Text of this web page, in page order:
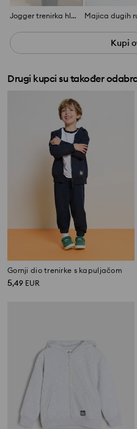
Jogger trenirka hlače
Kupi
Drugi kupci su također
Gornji dio trenirke s kapuljačom
5,49 EUR